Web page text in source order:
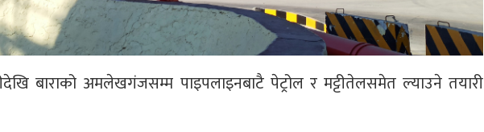
बाराको अमलेखगंजसम्म पाइपलाइनबाटै पेट्रोल र मट्टीतेलसमेत ल्याउने तयारी